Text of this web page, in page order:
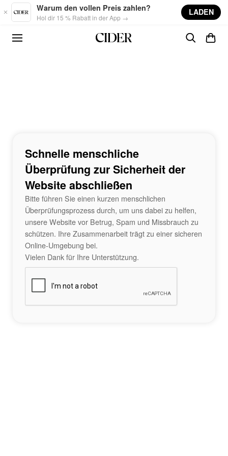
Skip to main content
Warum den vollen Preis zahlen?
Hol dir 15 % Rabatt in der App →
LADEN
Schnelle menschliche
Überprüfung zur Sicherheit der
Website abschließen
Bitte führen Sie einen kurzen menschlichen
Überprüfungsprozess durch, um uns dabei zu helfen,
unsere Website vor Betrug, Spam und Missbrauch zu
schützen. Ihre Zusammenarbeit trägt zu einer sicheren
Online-Umgebung bei.
Vielen Dank für Ihre Unterstützung.